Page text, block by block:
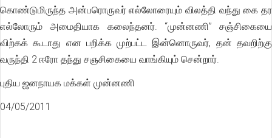
கொண்டுமிருந்த அன்பரொருவர் எல்லோரையும் விலத்தி வந்து கை தர
எல்லோரும் அமைதியாக கலைந்தனர். “முன்னணி” சஞ்சிகையை
விற்கக் கூடாது என பறிக்க முற்பட்ட இன்னொருவர், தன் தவறிற்கு
வருந்தி 2 ஈரோ தந்து சஞசிகையை வாங்கியும் சென்றார்.
புதிய ஜனநாயக மக்கள் முன்னணி
04/05/2011